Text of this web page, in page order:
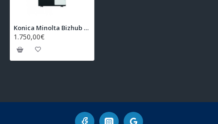
Konica Minolta Bizhub 284e Refurbished Line
1.750,00€